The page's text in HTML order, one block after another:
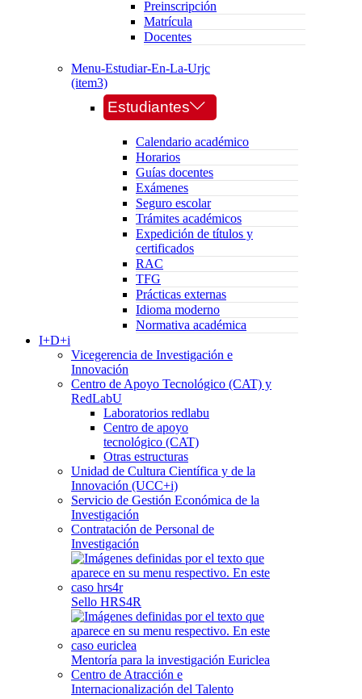
Preinscripción
Matrícula
Docentes
Menu-Estudiar-En-La-Urjc
(item3)
Estudiantes
Calendario académico
Horarios
Guías docentes
Exámenes
Seguro escolar
Trámites académicos
Expedición de títulos y
certificados
RAC
TFG
Prácticas externas
Idioma moderno
Normativa académica
I+D+i
Vicegerencia de Investigación e
Innovación
Centro de Apoyo Tecnológico (CAT) y
RedLabU
Laboratorios redlabu
Centro de apoyo
tecnológico (CAT)
Otras estructuras
Unidad de Cultura Científica y de la
Innovación (UCC+i)
Servicio de Gestión Económica de la
Investigación
Contratación de Personal de
Investigación
Sello HRS4R
Mentoría para la investigación Euriclea
Centro de Atracción e
Internacionalización del Talento